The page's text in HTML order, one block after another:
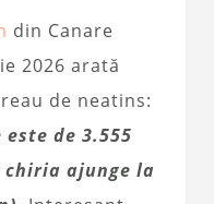
din Canare
2026 arată
de neatins:
de 3.555
chiria ajunge la